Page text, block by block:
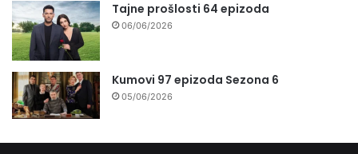
Tajne prošlosti 64 epizoda
06/06/2026
Kumovi 97 epizoda Sezona 6
05/06/2026